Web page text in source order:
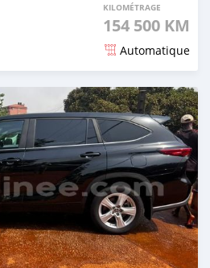
KILOMÉTRAGE
154 500 KM
Automatique